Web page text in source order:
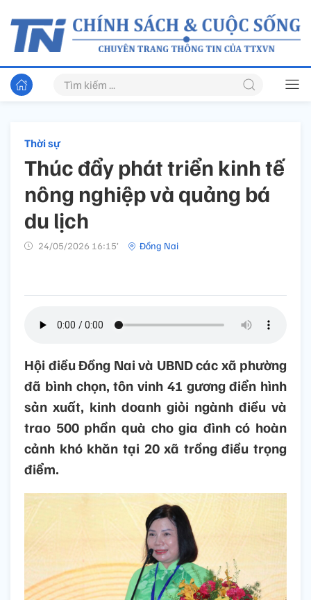
Thời sự
Thúc đẩy phát triển kinh tế
nông nghiệp và quảng bá
du lịch
24/05/2026 16:15’ Đồng Nai
Hội điều Đồng Nai và UBND các xã phường
đã bình chọn, tôn vinh 41 gương điển hình
sản xuất, kinh doanh giỏi ngành điều và
trao 500 phần quà cho gia đình có hoàn
cảnh khó khăn tại 20 xã trồng điều trọng
điểm.